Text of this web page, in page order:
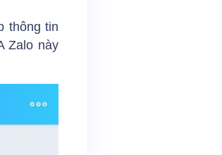
thông tin
Zalo này